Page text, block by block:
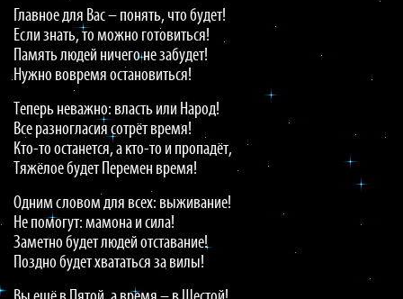
Главное для Вас – понять, что будет!
Если знать, то можно готовиться!
Память людей ничего не забудет!
Нужно вовремя остановиться!
Теперь неважно: власть или Народ!
Все разногласия сотрёт время!
Кто-то останется, а кто-то и пропадёт,
Тяжёлое будет Перемен время!
Одним словом для всех: выживание!
Не помогут: мамона и сила!
Заметно будет людей отставание!
Поздно будет хвататься за вилы!